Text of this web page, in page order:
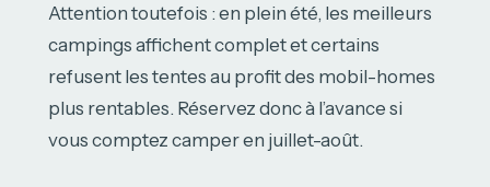
Attention toutefois : en plein été, les meilleurs
campings affichent complet et certains
refusent les tentes au profit des mobil-homes
plus rentables. Réservez donc à l’avance si
vous comptez camper en juillet-août.